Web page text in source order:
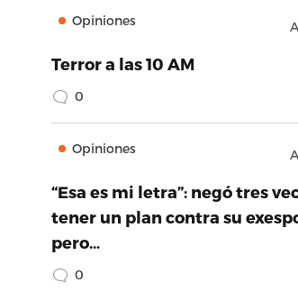
Opiniones
Terror a las 10 AM
0
Opiniones
“Esa es mi letra”: negó tres
tener un plan contra su
pero…
0